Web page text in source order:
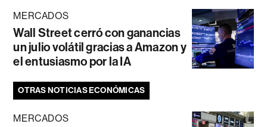
MERCADOS
Wall Street cerró con ganancias
un julio volátil gracias a Amazon y
el entusiasmo por la IA
OTRAS NOTICIAS ECONÓMICAS
MERCADOS